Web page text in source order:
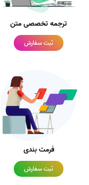
ترجمه تخصصی متن
ثبت سفارش
فرمت بندی
ثبت سفارش